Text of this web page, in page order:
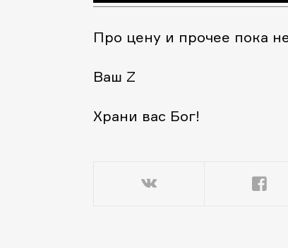
Про цену и прочее пока
Ваш Z
Храни вас Бог!